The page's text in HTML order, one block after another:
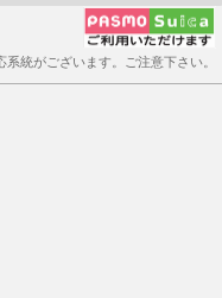
統がございます。ご注意下さい。